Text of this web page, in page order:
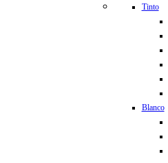
Tinto
Blanco